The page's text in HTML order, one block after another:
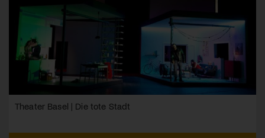
Theater Basel | Die tote Stadt